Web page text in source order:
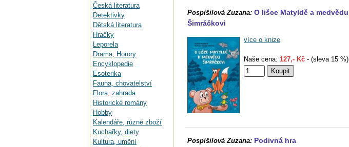
Česká literatura
Detektivky
Dětská literatura
Hračky
Leporela
Drama, Horory
Encyklopedie
Esoterika
Fauna, chovatelství
Flora, zahrada
Historické romány
Hobby
Kalendáře, různé zboží
Kuchařky, diety
Kultura, umění
Pospíšilová Zuzana: O lišce Matyldě a medvědu
Šimráčkovi
více o knize
Naše cena: 127,- Kč - (sleva 15 %)
Pospíšilová Zuzana: Podivná hra